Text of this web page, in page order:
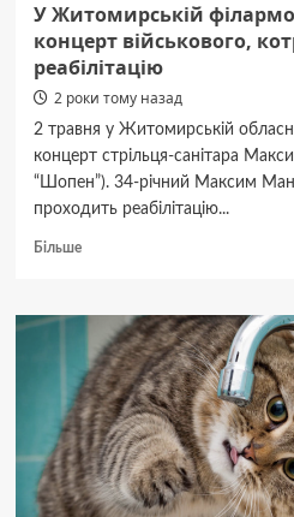
У Житомирській
концерт військового,
реабілітацію
2 роки тому назад
2 травня у Житомирській
концерт стрільця-санітара
“Шопен”). 34-річний Максим
проходить реабілітацію...
БільшеДокладніше
Житомирській
філармонії
відбудеться
концерт
військового,
котрий
проходить
реабілітацію